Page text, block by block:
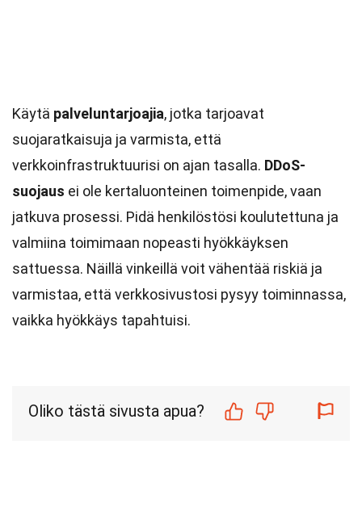
Käytä palveluntarjoajia, jotka tarjoavat
suojaratkaisuja ja varmista, että
verkkoinfrastruktuurisi on ajan tasalla. DDoS-
suojaus ei ole kertaluonteinen toimenpide, vaan
jatkuva prosessi. Pidä henkilöstösi koulutettuna ja
valmiina toimimaan nopeasti hyökkäyksen
sattuessa. Näillä vinkeillä voit vähentää riskiä ja
varmistaa, että verkkosivustosi pysyy toiminnassa,
vaikka hyökkäys tapahtuisi.
Oliko tästä sivusta apua?